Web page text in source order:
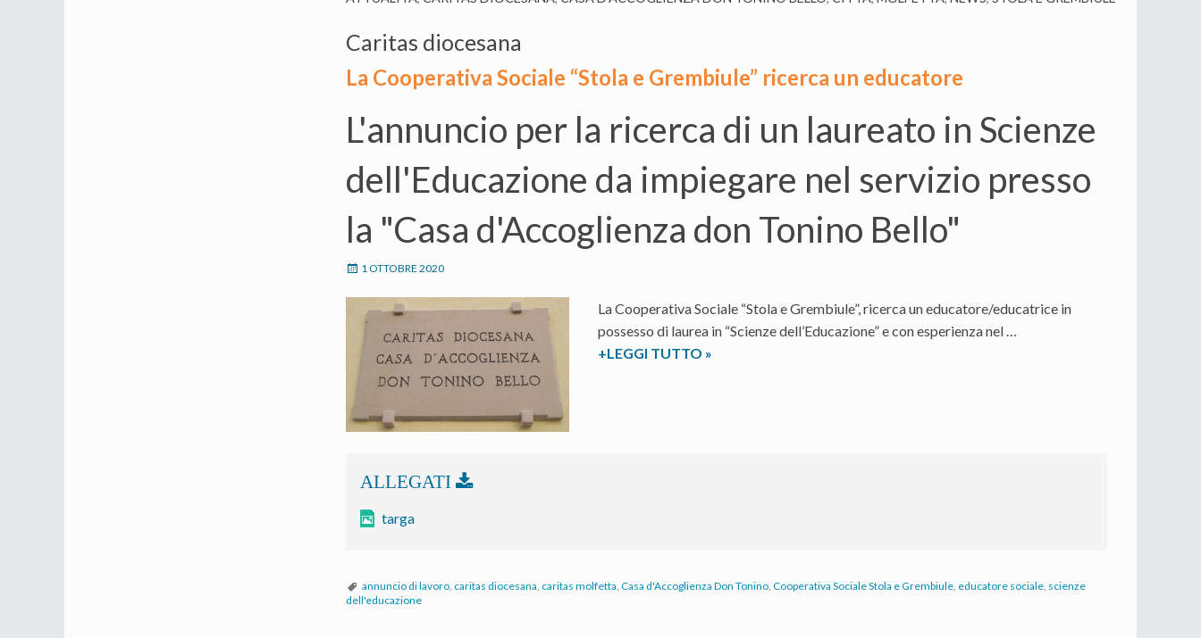
Caritas diocesana
La Cooperativa Sociale “Stola e Grembiule” ricerca un educatore
L'annuncio per la ricerca di un laureato in Scienze
dell'Educazione da impiegare nel servizio presso
la "Casa d'Accoglienza don Tonino Bello"
1 OTTOBRE 2020
La Cooperativa Sociale “Stola e Grembiule”, ricerca un educatore/educatrice in
possesso di laurea in “Scienze dell’Educazione” e con esperienza nel …
+LEGGI TUTTO La
»
targa
annuncio di lavoro caritas diocesana caritas molfetta Casa d'Accoglienza Don Tonino Cooperativa Sociale Stola e Grembiule educatore sociale scienze
dell'educazione